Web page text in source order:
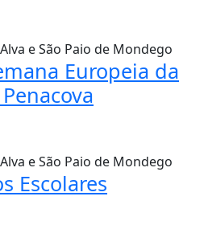
e São Paio de Mondego
Europeia da
e São Paio de Mondego
Escolares